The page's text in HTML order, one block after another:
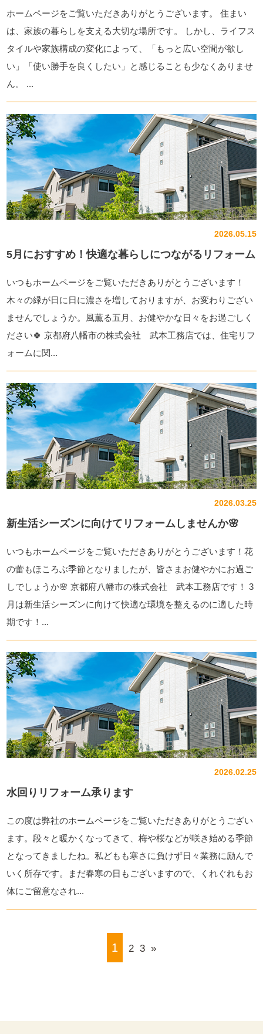
ホームページをご覧いただきありがとうございます。 住まい
は、家族の暮らしを支える大切な場所です。 しかし、ライフス
タイルや家族構成の変化によって、「もっと広い空間が欲し
い」「使い勝手を良くしたい」と感じることも少なくありませ
ん。 ...
2026.05.15
5月におすすめ！快適な暮らしにつながるリフォーム
いつもホームページをご覧いただきありがとうございます！
木々の緑が日に日に濃さを増しておりますが、お変わりござい
ませんでしょうか。風薫る五月、お健やかな日々をお過ごしく
ださい🍀 京都府八幡市の株式会社 武本工務店では、住宅リフ
ォームに関...
2026.03.25
新生活シーズンに向けてリフォームしませんか🌸
いつもホームページをご覧いただきありがとうございます！花
の蕾もほころぶ季節となりましたが、皆さまお健やかにお過ご
しでしょうか🌸 京都府八幡市の株式会社 武本工務店です！ 3
月は新生活シーズンに向けて快適な環境を整えるのに適した時
期です！...
2026.02.25
水回りリフォーム承ります
この度は弊社のホームページをご覧いただきありがとうござい
ます。段々と暖かくなってきて、梅や桜などが咲き始める季節
となってきましたね。私どもも寒さに負けず日々業務に励んで
いく所存です。まだ春寒の日もございますので、くれぐれもお
体にご留意なされ...
1 2 3 »